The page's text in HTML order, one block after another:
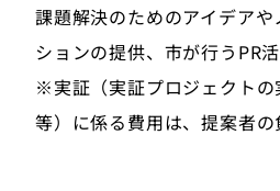
課題解決のためのアイデア
ションの提供、市が行うPR
※実証（実証プロジェクト
等）に係る費用は、提案者の